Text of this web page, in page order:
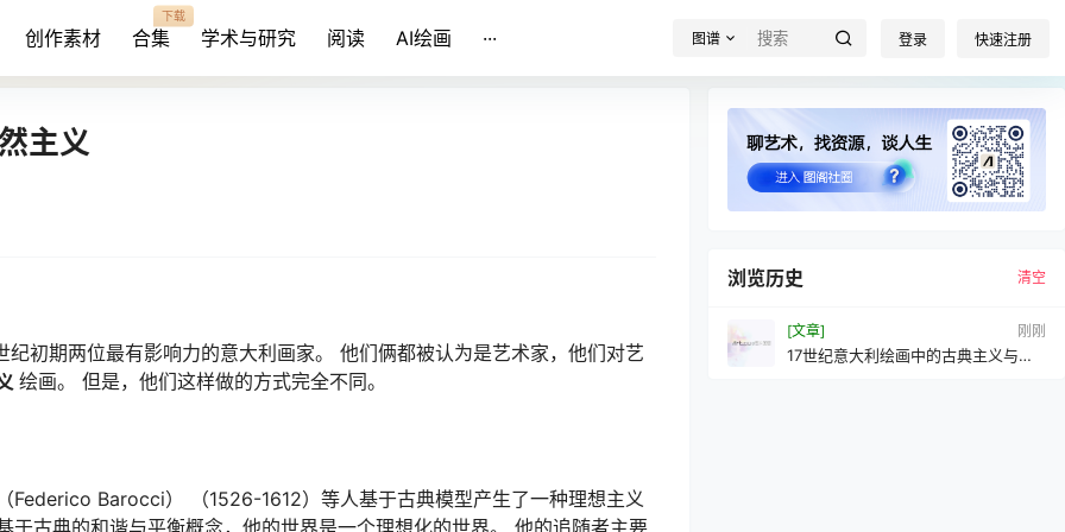
创作素材 合集
下载
学术与研究 阅读 AI绘画 ··· 图谱 登录 快速注册
主义
纪初期两位最有影响力的意大利画家。 他们俩都被认为是艺术家，他们对艺
绘画。 但是，他们这样做的方式完全不同。
Barocci） （1526-1612）等人基于古典模型产生了一种理想主义
浏览历史 清空
[文章] 刚刚
17世纪意大利绘画中的古典主义与自